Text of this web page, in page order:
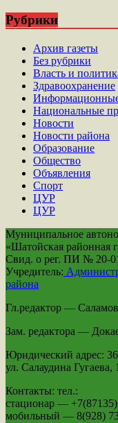
Рубрики
Архив газеты
Без рубрики
Власть и
Здравоохранение
Национальные
Новости
Новости района
Образование
Общество
Объявления
Спорт
ЦУР
ЦУР
Муниципальное
«Шатойская районная
Свид. о рег. ПИ № 20-
Учредитель:
района
Гл.редактор —
Зам. редактора —
Юридический адрес:
ул. Салаудина Гугаева,
Контакты: тел.:
стационар —
мобильный — 8(928)